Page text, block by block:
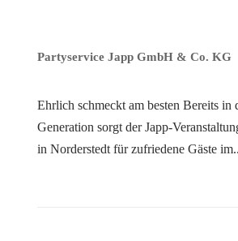
Partyservice Japp GmbH & Co. KG
Ehrlich schmeckt am besten Bereits in
Generation sorgt der Japp-
in Norderstedt für zufriedene Gäste